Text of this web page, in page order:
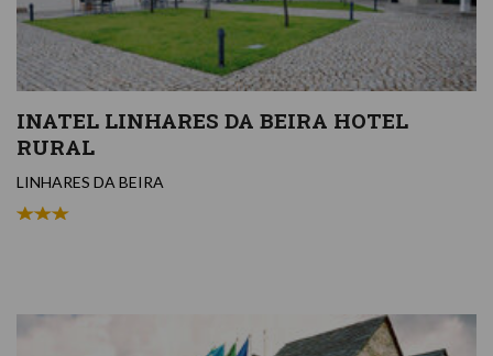
INATEL LINHARES DA BEIRA HOTEL
RURAL
LINHARES DA BEIRA